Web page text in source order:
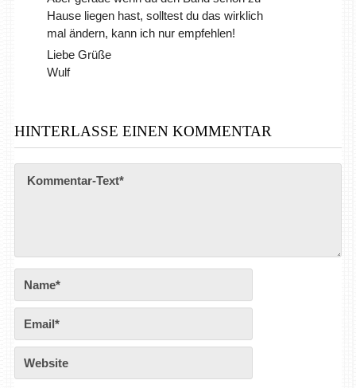
Hause liegen hast, solltest du das wirklich
mal ändern, kann ich nur empfehlen!
Liebe Grüße
Wulf
HINTERLASSE EINEN KOMMENTAR